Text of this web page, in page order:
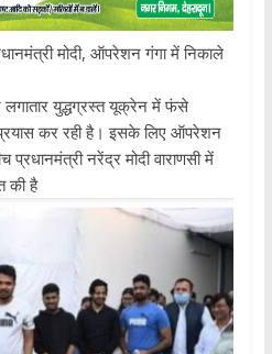
मोदी, ऑपरेशन गंगा में निकाले
लगातार युद्धग्रस्त यूक्रेन में फंसे
प्रयास कर रही है। इसके लिए ऑपरेशन
प्रधानमंत्री नरेंद्र मोदी वाराणसी में
की है